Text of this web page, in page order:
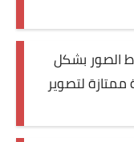
الصور بشكل
لتصوير